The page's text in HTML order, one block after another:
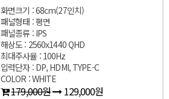
화면크기 : 68cm(27인치)
패널형태 : 평면
패널종류 : IPS
해상도 : 2560x1440 QHD
최대주사율 : 100Hz
입력단자 : DP, HDMI, TYPE-C
COLOR : WHITE
179,000원 129,000원